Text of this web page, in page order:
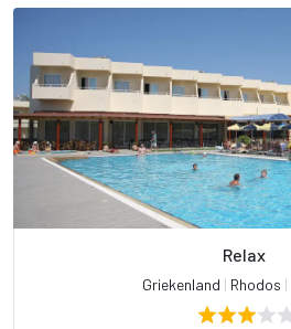
Relax
Griekenland | Rhodos |